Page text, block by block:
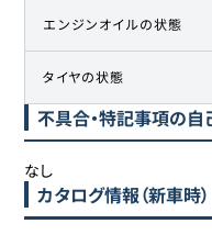
エンジンオイルの状態
タイヤの状態
不具合・特記事項の自
なし
カタログ情報（新車時）